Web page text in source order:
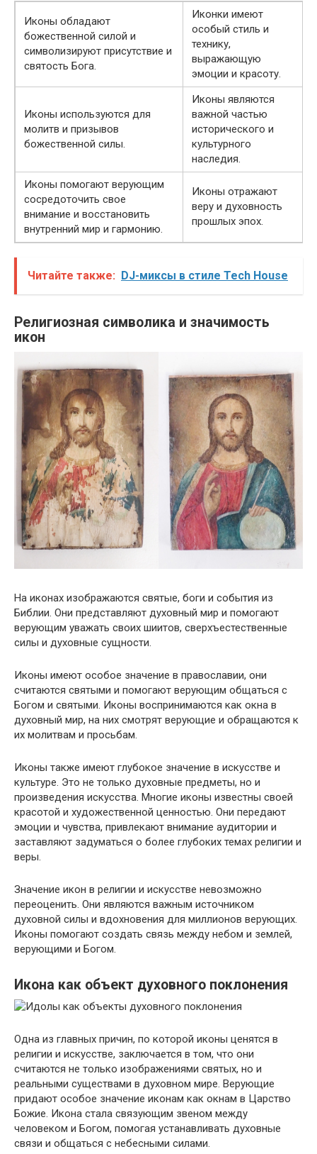
Иконы обладают
божественной силой и
символизируют присутствие и
святость Бога.
Иконки имеют
особый стиль и
технику,
выражающую
эмоции и красоту.
Иконы используются для
молитв и призывов
божественной силы.
Иконы являются
важной частью
исторического и
культурного
наследия.
Иконы помогают верующим
сосредоточить свое
внимание и восстановить
внутренний мир и гармонию.
Иконы отражают
веру и духовность
прошлых эпох.
Читайте также: DJ-миксы в стиле Tech House
Религиозная символика и значимость
икон
На иконах изображаются святые, боги и события из
Библии. Они представляют духовный мир и помогают
верующим уважать своих шиитов, сверхъестественные
силы и духовные сущности.
Иконы имеют особое значение в православии, они
считаются святыми и помогают верующим общаться с
Богом и святыми. Иконы воспринимаются как окна в
духовный мир, на них смотрят верующие и обращаются к
их молитвам и просьбам.
Иконы также имеют глубокое значение в искусстве и
культуре. Это не только духовные предметы, но и
произведения искусства. Многие иконы известны своей
красотой и художественной ценностью. Они передают
эмоции и чувства, привлекают внимание аудитории и
заставляют задуматься о более глубоких темах религии и
веры.
Значение икон в религии и искусстве невозможно
переоценить. Они являются важным источником
духовной силы и вдохновения для миллионов верующих.
Иконы помогают создать связь между небом и землей,
верующими и Богом.
Икона как объект духовного поклонения
Одна из главных причин, по которой иконы ценятся в
религии и искусстве, заключается в том, что они
считаются не только изображениями святых, но и
реальными существами в духовном мире. Верующие
придают особое значение иконам как окнам в Царство
Божие. Икона стала связующим звеном между
человеком и Богом, помогая устанавливать духовные
связи и общаться с небесными силами.